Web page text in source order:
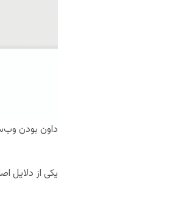
داون بودن
یکی از دلایل